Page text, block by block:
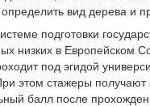
вид дерева и
подготовки
низких в Европейском
под эгидой
этом стажеры получают
балл после